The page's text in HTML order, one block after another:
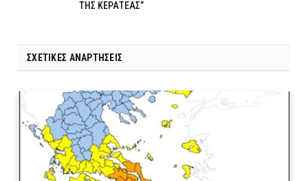
ΤΗΣ ΚΕΡΑΤΕΑΣ”
ΣΧΕΤΙΚΈΣ ΑΝΑΡΤΉΣΕΙΣ